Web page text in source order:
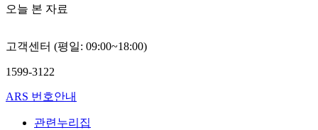
오늘 본 자료
고객센터 (평일: 09:00~18:00)
1599-3122
ARS 번호안내
관련누리집